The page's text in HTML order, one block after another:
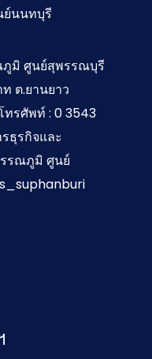
ย์นนทบุรี
มิ ศูนย์สุพรรณบุรี
ต.ยานยาว
ทรศัพท์ : 0 3543
ธุรกิจและ
รรณภูมิ ศูนย์